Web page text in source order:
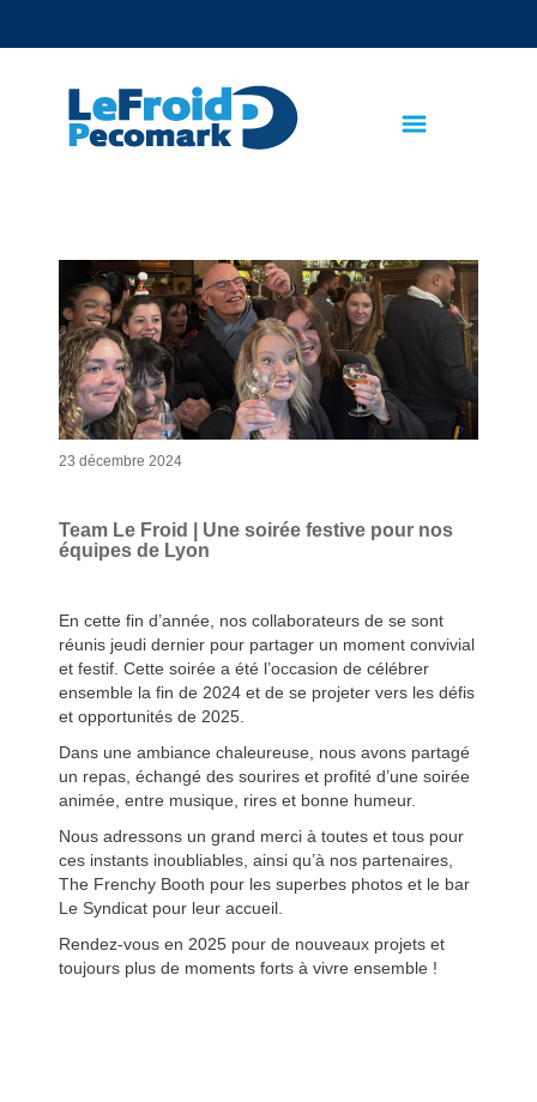
23 décembre 2024
Team Le Froid | Une soirée festive pour nos
équipes de Lyon
En cette fin d’année, nos collaborateurs de se sont
réunis jeudi dernier pour partager un moment convivial
et festif. Cette soirée a été l’occasion de célébrer
ensemble la fin de 2024 et de se projeter vers les défis
et opportunités de 2025.
Dans une ambiance chaleureuse, nous avons partagé
un repas, échangé des sourires et profité d’une soirée
animée, entre musique, rires et bonne humeur.
Nous adressons un grand merci à toutes et tous pour
ces instants inoubliables, ainsi qu’à nos partenaires,
The Frenchy Booth pour les superbes photos et le bar
Le Syndicat pour leur accueil.
Rendez-vous en 2025 pour de nouveaux projets et
toujours plus de moments forts à vivre ensemble !